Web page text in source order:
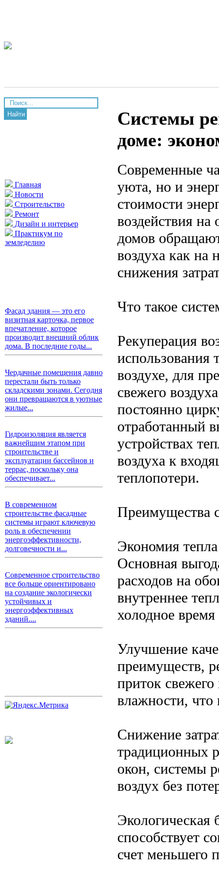
Найти
Главная
Новости
Строительство
Ремонт
Дизайн и интерьер
Практикум по
земледелию
Фасад здания — это его
визитная карточка, первое
впечатление, которое
производит внешний облик
дома. В последние годы...
Чердачные помещения давно
перестали быть только
складскими зонами. Сегодня
они превращаются в уютные
жилые...
Гидроизоляция является
важнейшим этапом при
строительстве и
эксплуатации бассейнов и
террас, поскольку она
обеспечивает...
В современном
строительстве фасадные
системы играют ключевую
роль в обеспечении
энергоэффективности,
долговечности и...
Современное строительство
все больше ориентировано
на создание экологически
устойчивых и
энергоэффективных
зданий....
Системы
доме:
Современные
уюта, но и
стоимости
воздействия
домов
воздуха как на
снижения
Что такое
Рекуперация
использования
воздухе, для
свежего
постоянно
отработанный
устройствах
воздуха к
теплопотери.
Преимущества
Экономия
Основная
расходов на
внутреннее
холодное время
Улучшение
преимуществ,
приток
влажности,
Снижение
традиционных
окон, системы
воздух без
Экологическая
способствует
счет меньшего